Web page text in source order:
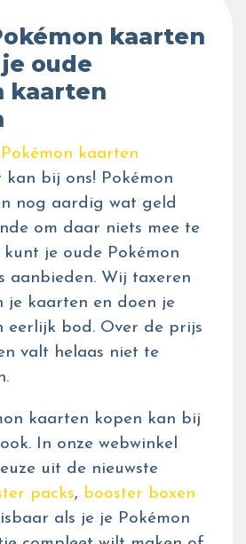
kaarten
oude
kaarten
Pokémon kaarten
kan bij ons! Pokémon
nog aardig wat geld
om daar niets mee te
kunt je oude Pokémon
aanbieden. Wij taxeren
je kaarten en doen je
eerlijk bod. Over de prijs
valt helaas niet te
kaarten kopen kan bij
In onze webwinkel
uit de nieuwste
packs, booster boxen
als je je Pokémon